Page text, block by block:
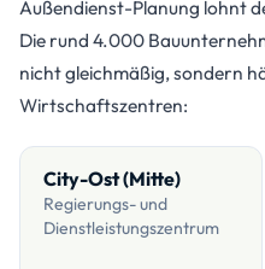
Außendienst-Planung lohnt
Die rund 4.000
nicht gleichmäßig, sondern
Wirtschaftszentren:
City-Ost (Mitte)
Regierungs- und
Dienstleistungszentrum